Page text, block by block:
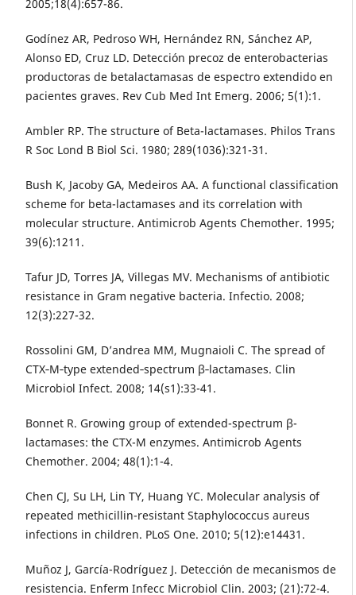
2005;18(4):657-86.
Godínez AR, Pedroso WH, Hernández RN, Sánchez AP,
Alonso ED, Cruz LD. Detección precoz de enterobacterias
productoras de betalactamasas de espectro extendido en
pacientes graves. Rev Cub Med Int Emerg. 2006; 5(1):1.
Ambler RP. The structure of Beta-lactamases. Philos Trans
R Soc Lond B Biol Sci. 1980; 289(1036):321-31.
Bush K, Jacoby GA, Medeiros AA. A functional classification
scheme for beta-lactamases and its correlation with
molecular structure. Antimicrob Agents Chemother. 1995;
39(6):1211.
Tafur JD, Torres JA, Villegas MV. Mechanisms of antibiotic
resistance in Gram negative bacteria. Infectio. 2008;
12(3):227-32.
Rossolini GM, D’andrea MM, Mugnaioli C. The spread of
CTX‐M‐type extended‐spectrum β‐lactamases. Clin
Microbiol Infect. 2008; 14(s1):33-41.
Bonnet R. Growing group of extended-spectrum β-
lactamases: the CTX-M enzymes. Antimicrob Agents
Chemother. 2004; 48(1):1-4.
Chen CJ, Su LH, Lin TY, Huang YC. Molecular analysis of
repeated methicillin-resistant Staphylococcus aureus
infections in children. PLoS One. 2010; 5(12):e14431.
Muñoz J, García-Rodríguez J. Detección de mecanismos de
resistencia. Enferm Infecc Microbiol Clin. 2003; (21):72-4.